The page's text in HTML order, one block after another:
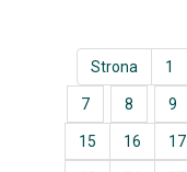
Strona 1
7 8 9
15 16 17